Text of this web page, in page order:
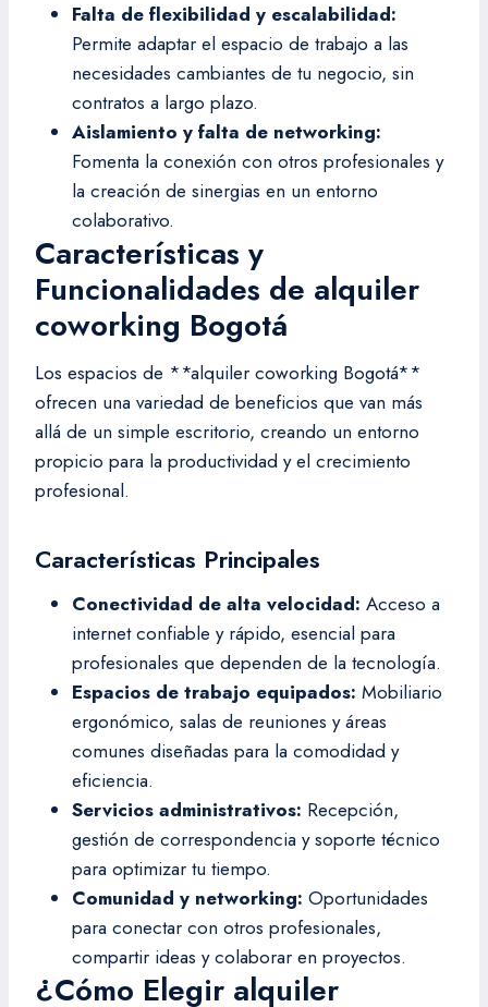
Falta de flexibilidad y escalabilidad:
Permite adaptar el espacio de trabajo a las
necesidades cambiantes de tu negocio, sin
contratos a largo plazo.
Aislamiento y falta de networking:
Fomenta la conexión con otros profesionales y
la creación de sinergias en un entorno
colaborativo.
Características y
Funcionalidades de alquiler
coworking Bogotá
Los espacios de **alquiler coworking Bogotá**
ofrecen una variedad de beneficios que van más
allá de un simple escritorio, creando un entorno
propicio para la productividad y el crecimiento
profesional.
Características Principales
Conectividad de alta velocidad: Acceso a
internet confiable y rápido, esencial para
profesionales que dependen de la tecnología.
Espacios de trabajo equipados: Mobiliario
ergonómico, salas de reuniones y áreas
comunes diseñadas para la comodidad y
eficiencia.
Servicios administrativos: Recepción,
gestión de correspondencia y soporte técnico
para optimizar tu tiempo.
Comunidad y networking: Oportunidades
para conectar con otros profesionales,
compartir ideas y colaborar en proyectos.
¿Cómo Elegir alquiler